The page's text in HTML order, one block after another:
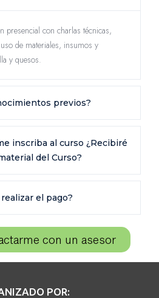
presencial con charlas técnicas,
de materiales, insumos y
y quesos.
previos?
inscriba al curso ¿Recibiré
del Curso?
el pago?
con un asesor
POR: